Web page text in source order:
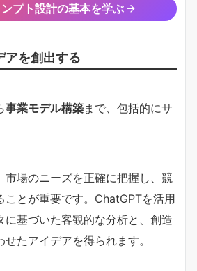
プト設計の基本を学ぶ
アを創出する
事業モデル構築まで、包括的にサ
市場のニーズを正確に把握し、競
ことが重要です。ChatGPTを活用
に基づいた客観的な分析と、創造
たアイデアを得られます。